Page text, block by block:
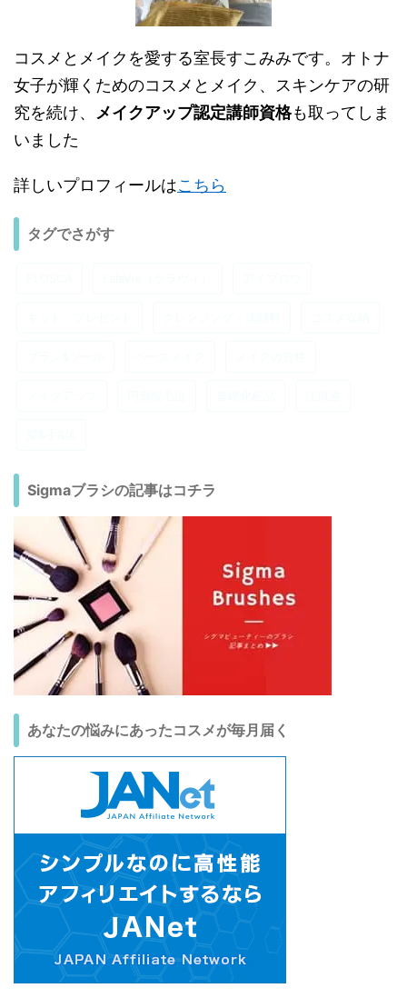
コスメとメイクを愛する室長すこみみです。オトナ
女子が輝くためのコスメとメイク、スキンケアの研
究を続け、 メイクアップ認定講師資格も取ってしま
いました
詳しいプロフィールはこちら
タグでさがす
Sigmaブラシの記事はコチラ
あなたの悩みにあったコスメが毎月届く